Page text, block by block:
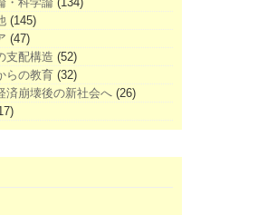
(145)
(47)
支配構造 (52)
らの教育 (32)
済崩壊後の新社会へ (26)